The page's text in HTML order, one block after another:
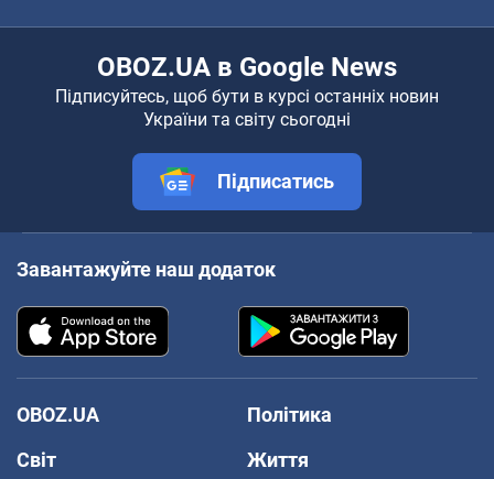
OBOZ.UA в Google News
Підписуйтесь, щоб бути в курсі останніх новин
України та світу сьогодні
Підписатись
Завантажуйте наш додаток
OBOZ.UA
Політика
Світ
Життя